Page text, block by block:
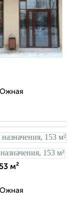
м²